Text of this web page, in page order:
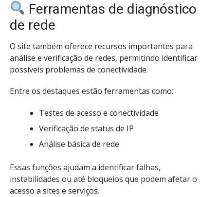
Ferramentas de diagnóstico
de rede
O site também oferece recursos importantes para
análise e verificação de redes, permitindo identificar
possíveis problemas de conectividade.
Entre os destaques estão ferramentas como:
Testes de acesso e conectividade
Verificação de status de IP
Análise básica de rede
Essas funções ajudam a identificar falhas,
instabilidades ou até bloqueios que podem afetar o
acesso a sites e serviços.